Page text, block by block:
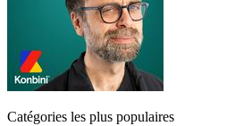
Catégories les plus populaires